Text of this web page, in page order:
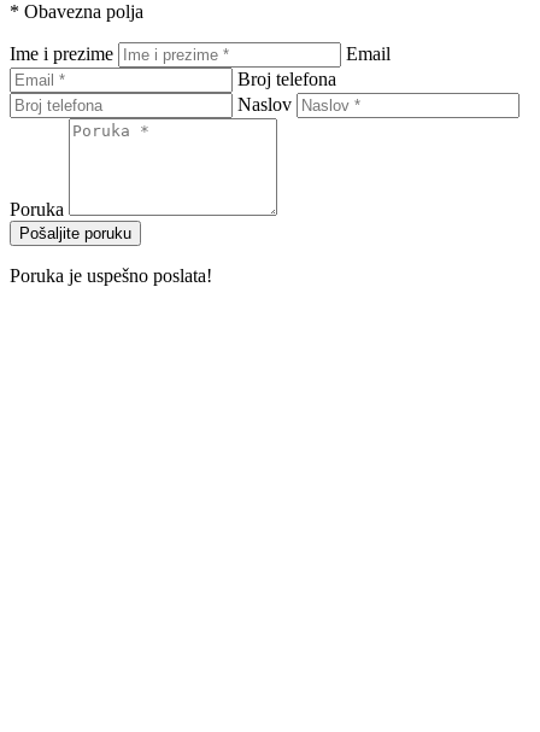
* Obavezna polja
Ime i prezime
Email
Broj telefona
Naslov
Poruka
Pošaljite poruku
Poruka je uspešno poslata!